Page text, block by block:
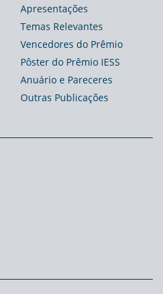
Apresentações
Temas Relevantes
Vencedores do Prêmio
Pôster do Prêmio IESS
Anuário e Pareceres
Outras Publicações